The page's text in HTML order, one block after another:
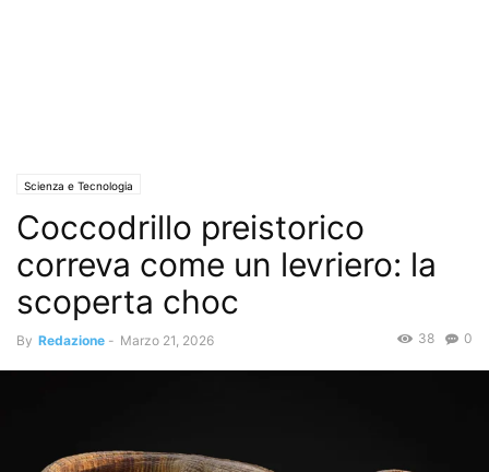
Scienza e Tecnologia
Coccodrillo preistorico
correva come un levriero: la
scoperta choc
By Redazione - Marzo 21, 2026 0
38